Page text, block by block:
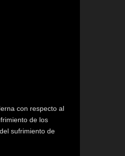
con respecto al
de los
sufrimiento de